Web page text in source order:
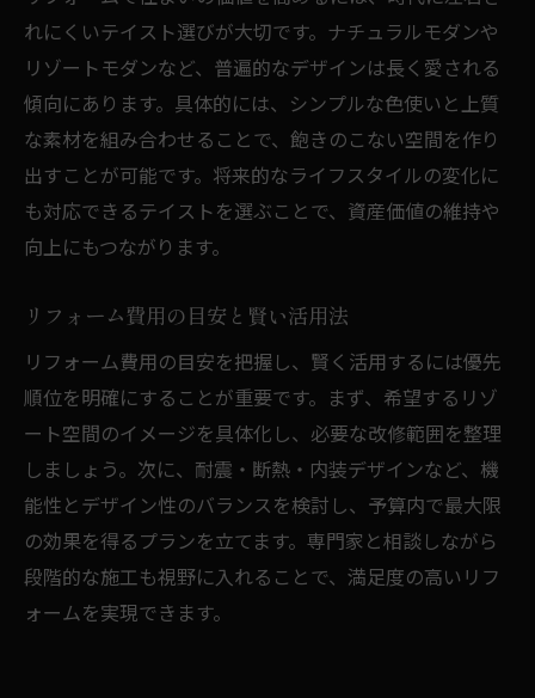
れにくいテイスト選びが大切です。ナチュラルモダンや
リゾートモダンなど、普遍的なデザインは長く愛される
傾向にあります。具体的には、シンプルな色使いと上質
な素材を組み合わせることで、飽きのこない空間を作り
出すことが可能です。将来的なライフスタイルの変化に
も対応できるテイストを選ぶことで、資産価値の維持や
向上にもつながります。
リフォーム費用の目安と賢い活用法
リフォーム費用の目安を把握し、賢く活用するには優先
順位を明確にすることが重要です。まず、希望するリゾ
ート空間のイメージを具体化し、必要な改修範囲を整理
しましょう。次に、耐震・断熱・内装デザインなど、機
能性とデザイン性のバランスを検討し、予算内で最大限
の効果を得るプランを立てます。専門家と相談しながら
段階的な施工も視野に入れることで、満足度の高いリフ
ォームを実現できます。